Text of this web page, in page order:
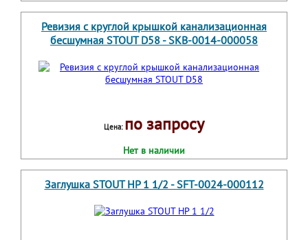
Ревизия с круглой крышкой канализационная
бесшумная STOUT D58 - SKB-0014-000058
Цена: по запросу
Нет в наличии
Заглушка STOUT НР 1 1/2 - SFT-0024-000112